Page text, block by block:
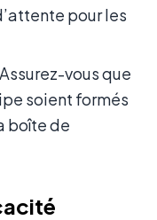
pour les
Assurez-vous que
soient formés
boîte de